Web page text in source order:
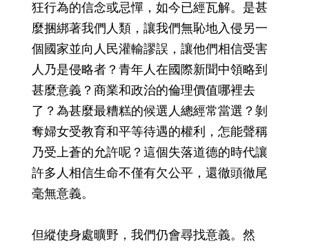
狂行為的信念或忌憚，如今已經瓦解。是甚
麼捆綁著我們人類，讓我們無恥地入侵另一
個國家並向人民灌輸謬誤，讓他們相信受害
人乃是侵略者？青年人在國際新聞中領略到
甚麼意義？商業和政治的倫理價值哪裡去
了？為甚麼最糟糕的候選人總經常當選？剝
奪婦女受教育和平等待遇的權利，怎能聲稱
乃受上蒼的允許呢？這個失落道德的時代讓
許多人相信生命不僅有欠公平，還徹頭徹尾
毫無意義。
但縱使身處曠野，我們仍會尋找意義。然